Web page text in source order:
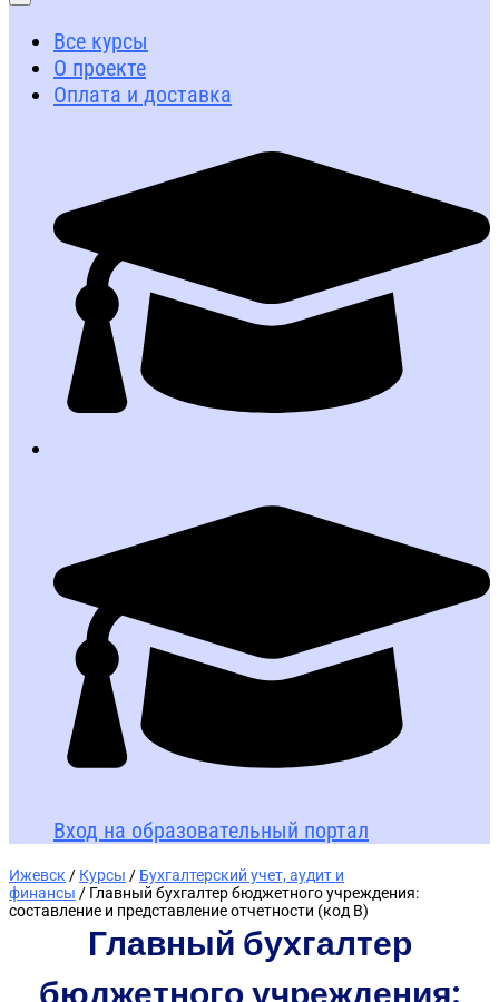
Все курсы
О проекте
Оплата и доставка
Вход на образовательный портал
Ижевск / Курсы / Бухгалтерский учет, аудит и
финансы / Главный бухгалтер бюджетного учреждения:
составление и представление отчетности (код В)
Главный бухгалтер